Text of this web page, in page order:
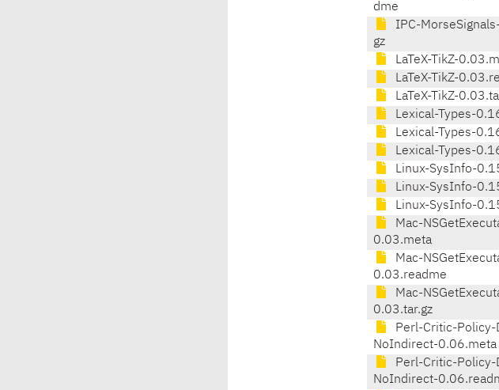
dme
IPC-
gz
LaTeX-TikZ-
LaTeX-TikZ-
LaTeX-TikZ-
Lexical-Types-
Lexical-Types-
Lexical-Types-
Linux-SysInfo-
Linux-SysInfo-
Linux-SysInfo-
Mac-
0.03.meta
Mac-
0.03.readme
Mac-
0.03.tar.gz
Perl-Critic-Policy-
NoIndirect-0.06.meta
Perl-Critic-Policy-
NoIndirect-